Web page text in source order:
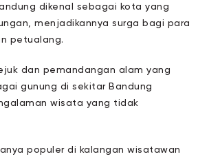
dikenal sebagai kota yang
menjadikannya surga bagi para
petualang.
dan pemandangan alam yang
gunung di sekitar Bandung
wisata yang tidak
populer di kalangan wisatawan